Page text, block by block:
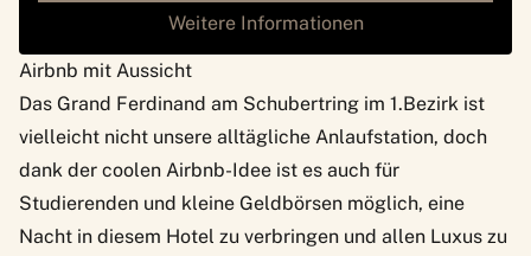
Weitere Informationen
Airbnb mit Aussicht
Das Grand Ferdinand am Schubertring im 1.Bezirk ist
vielleicht nicht unsere alltägliche Anlaufstation, doch
dank der coolen Airbnb-Idee ist es auch für
Studierenden und kleine Geldbörsen möglich, eine
Nacht in diesem Hotel zu verbringen und allen Luxus zu